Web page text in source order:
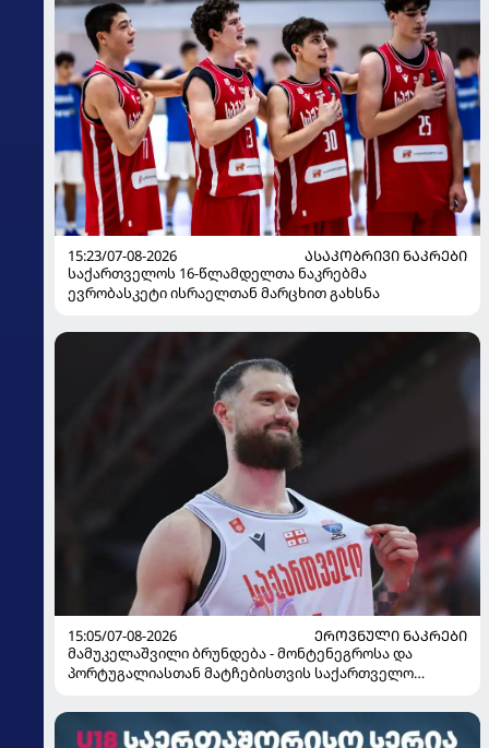
15:23/07-08-2026
ᲐᲡᲐᲙᲝᲑᲠᲘᲕᲘ ᲜᲐᲙᲠᲔᲑᲘ
საქართველოს 16-წლამდელთა ნაკრებმა
ევრობასკეტი ისრაელთან მარცხით გახსნა
15:05/07-08-2026
ᲔᲠᲝᲕᲜᲣᲚᲘ ᲜᲐᲙᲠᲔᲑᲘ
მამუკელაშვილი ბრუნდება - მონტენეგროსა და
პორტუგალიასთან მატჩებისთვის საქართველო